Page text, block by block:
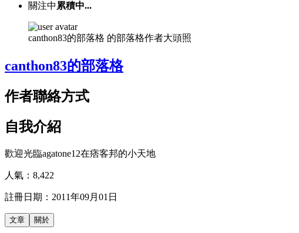
關注中 累積中...
canthon83的部落格 的部落格作者大頭照
canthon83的部落格
作者聯絡方式
自我介紹
歡迎光臨agatone12在痞客邦的小天地
人氣： 8,422
註冊日期： 2011年09月01日
文章 關於